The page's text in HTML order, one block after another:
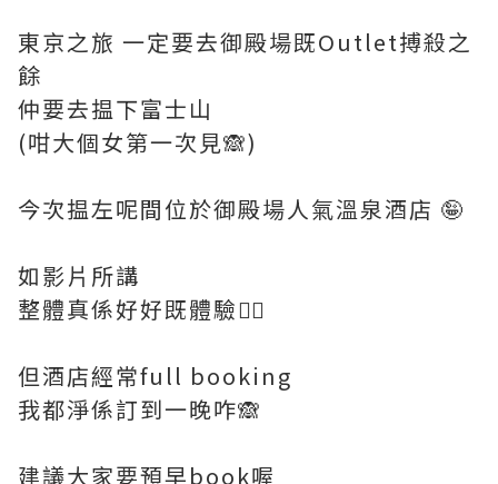
東京之旅 一定要去御殿場既Outlet搏殺之
餘
仲要去揾下富士山
(咁大個女第一次見🙈)
今次揾左呢間位於御殿場人氣溫泉酒店 🤪
如影片所講
整體真係好好既體驗👍🏻
但酒店經常full booking
我都淨係訂到一晚咋🙈
建議大家要預早book喔